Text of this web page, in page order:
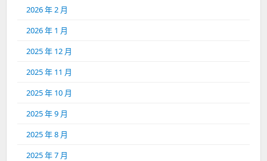
2026 年 2 月
2026 年 1 月
2025 年 12 月
2025 年 11 月
2025 年 10 月
2025 年 9 月
2025 年 8 月
2025 年 7 月